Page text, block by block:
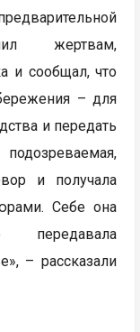
жертвам,
и сообщал, что
– для
и передать
и получала
Себе она
передавала
– рассказали